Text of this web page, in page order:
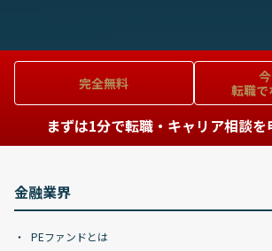
完全無料
転職で
まずは1分で転職・キャリア相談を
金融業界
PEファンドとは